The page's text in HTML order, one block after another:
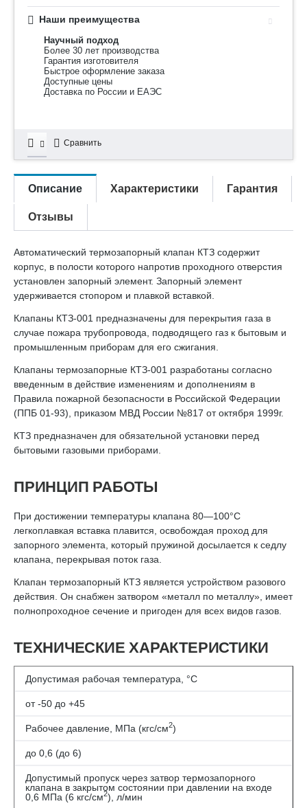
Наши преимущества
Научный подход
Более 30 лет производства
Гарантия изготовителя
Быстрое оформление заказа
Доступные цены
Доставка по России и ЕАЭС
Сравнить
Описание Характеристики Гарантия
Отзывы
Автоматический термозапорный клапан КТЗ содержит
корпус, в полости которого напротив проходного отверстия
установлен запорный элемент. Запорный элемент
удерживается стопором и плавкой вставкой.
Клапаны КТЗ-001 предназначены для перекрытия газа в
случае пожара трубопровода, подводящего газ к бытовым и
промышленным приборам для его сжигания.
Клапаны термозапорные КТЗ-001 разработаны согласно
введенным в действие изменениям и дополнениям в
Правила пожарной безопасности в Российской Федерации
(ППБ 01-93), приказом МВД России №817 от октября 1999г.
КТЗ предназначен для обязательной установки перед
бытовыми газовыми приборами.
ПРИНЦИП РАБОТЫ
При достижении температуры клапана 80—100°С
легкоплавкая вставка плавится, освобождая проход для
запорного элемента, который пружиной досылается к седлу
клапана, перекрывая поток газа.
Клапан термозапорный КТЗ является устройством разового
действия. Он снабжен затвором «металл по металлу», имеет
полнопроходное сечение и пригоден для всех видов газов.
ТЕХНИЧЕСКИЕ ХАРАКТЕРИСТИКИ
Допустимая рабочая температура, °С
от -50 до +45
Рабочее давление, МПа (кгс/см2)
до 0,6 (до 6)
Допустимый пропуск через затвор термозапорного
клапана в закрытом состоянии при давлении на входе
0,6 МПа (6 кгс/см2), л/мин